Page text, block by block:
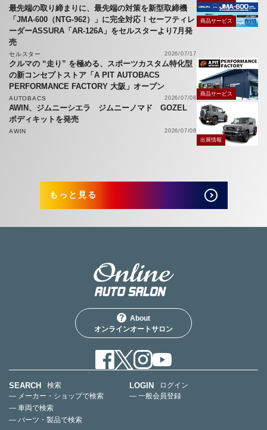
最先端の取り締まりに、最先端の対策を新型取締機
「JMA-600（NTG-962）」に完全対応！セーフティレ
ーダーASSURA「AR-126A」をセルスターより7月発
売
セルスター 2026/07/17
商品サービス
クルマの “走り” を極める、スポーツカスタム特化型
の新コンセプトストア「A PIT AUTOBACS
PERFORMANCE FACTORY 大阪」オープン
AUTOBACS 2026/07/08
商品サービス
AWIN、ジムニーシエラ ジムニーノマド GOZEL
ボディキットを発売
AWIN
2026/07/08
出展情報
もっと見る
About
オンラインオートサロン
SEARCH
検索
— メーカー・ショップで検索
— 車両で検索
— パーツ・製品で検索
LOGIN
ログイン
— 一般会員登録